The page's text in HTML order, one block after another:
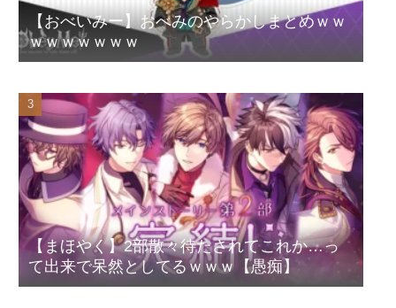
【おべいみー】おべみのやらかしまとめｗｗ
ｗｗｗｗｗｗｗ
【まほやく】2部散々待たされてこれか…っ
て出来で呆然としてるｗｗｗ【愚痴】